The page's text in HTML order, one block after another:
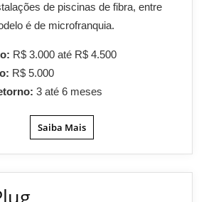
de piscinas de fibra, entre
é de microfranquia.
R$ 3.000 até R$ 4.500
R$ 5.000
3 até 6 meses
Saiba Mais